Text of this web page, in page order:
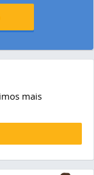
mais